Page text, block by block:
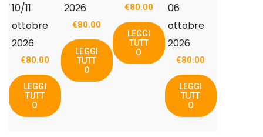
10/11
ottobre
2026
€80.00
LEGGI
TUTT
O
2026
€80.00
LEGGI
TUTT
O
€80.00
LEGGI
TUTT
O
06
ottobre
2026
€80.00
LEGGI
TUTT
O